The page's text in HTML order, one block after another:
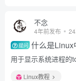
不念
4年前发布
提问 什么是Linux
用于显示系统进程的
Linux教程